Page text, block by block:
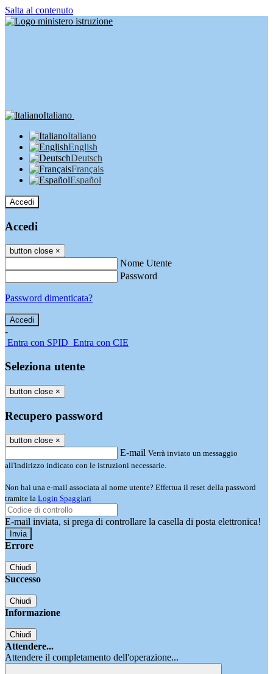
Salta al contenuto
Italiano
Italiano
English
Deutsch
Français
Español
Accedi
Accedi
button close ×
Nome Utente
Password
Password dimenticata?
-
Entra con SPID Entra con CIE
Seleziona utente
button close ×
Recupero password
button close ×
E-mail Verrà inviato un messaggio
all'indirizzo indicato con le istruzioni necessarie.
Non hai una e-mail associata al nome utente? Effettua il reset della password
tramite la Login Spaggiari
E-mail inviata, si prega di controllare la casella di posta elettronica!
Errore
Chiudi
Successo
Chiudi
Informazione
Chiudi
Attendere...
Attendere il completamento dell'operazione...